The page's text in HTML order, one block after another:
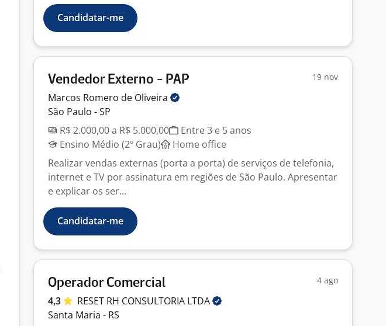
Candidatar-me
Vendedor Externo - PAP 19 nov
Marcos Romero de Oliveira
São Paulo - SP
R$ 2.000,00 a R$ 5.000,00
Entre 3 e 5 anos
Ensino Médio (2º Grau)
Home office
Realizar vendas externas (porta a porta) de serviços de telefonia,
internet e TV por assinatura em regiões de São Paulo. Apresentar
e explicar os ser...
Candidatar-me
Operador Comercial 4 ago
4,3 RESET RH CONSULTORIA LTDA
Santa Maria - RS